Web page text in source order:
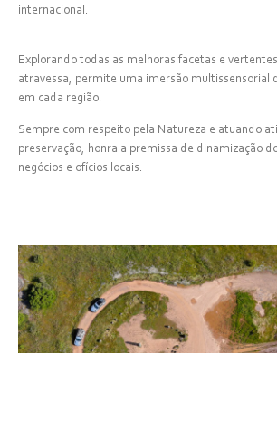
internacional.
Explorando todas as melhoras facetas e
atravessa, permite uma imersão multissensorial
em cada região.
Sempre com respeito pela Natureza e atuando
preservação, honra a premissa de dinamização
negócios e ofícios locais.